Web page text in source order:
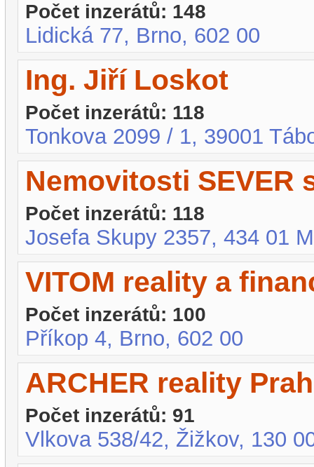
Počet inzerátů: 148
Lidická 77, Brno, 602 00
Ing. Jiří Loskot
Počet inzerátů: 118
Tonkova 2099 / 1, 39001
Nemovitosti SEVER
Počet inzerátů: 118
Josefa Skupy 2357, 434 01
VITOM reality a
Počet inzerátů: 100
Příkop 4, Brno, 602 00
ARCHER reality
Počet inzerátů: 91
Vlkova 538/42, Žižkov, 130